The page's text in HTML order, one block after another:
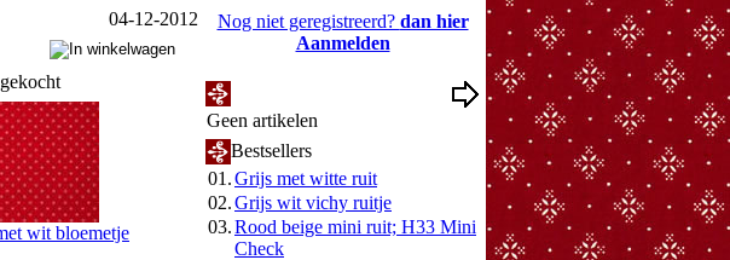
04-12-2012
wit bloemetje
Nog niet geregistreerd? dan hier
Aanmelden
Geen artikelen
Bestsellers
01.Grijs met witte ruit
02.Grijs wit vichy ruitje
03.Rood beige mini ruit; H33 Mini
Check